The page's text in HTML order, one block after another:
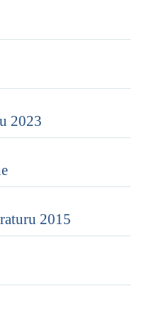
2023
2015